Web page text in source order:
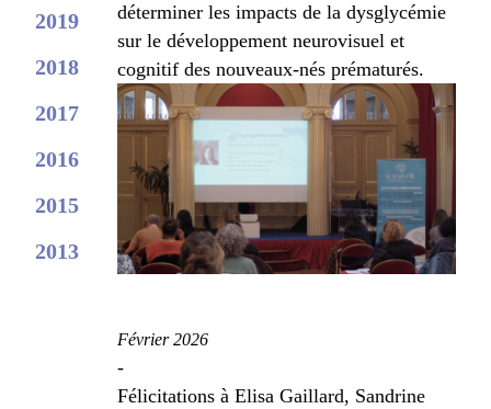
2019
2018
2017
2016
2015
2013
déterminer les impacts de la dysglycémie
sur le développement neurovisuel et
cognitif des nouveaux-nés prématurés.
Février 2026
-
Félicitations à Elisa Gaillard, Sandrine